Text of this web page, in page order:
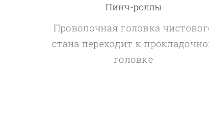
Пинч-роллы
Проволочная головка
стана переходит к
головке